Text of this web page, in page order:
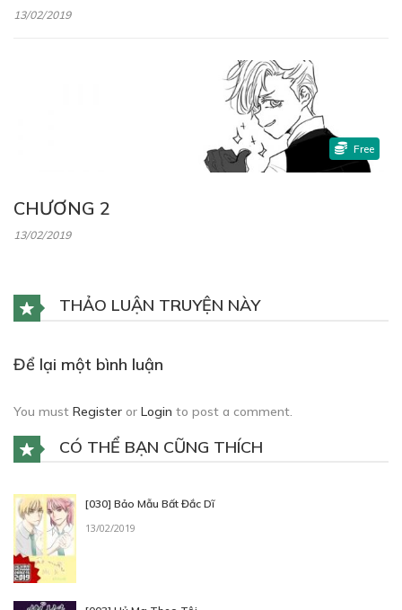
13/02/2019
CHƯƠNG 2
13/02/2019
Free
THẢO LUẬN TRUYỆN NÀY
Để lại một bình luận
You must Register or Login to post a comment.
CÓ THỂ BẠN CŨNG THÍCH
[030] Bảo Mẫu Bất Đắc Dĩ
13/02/2019